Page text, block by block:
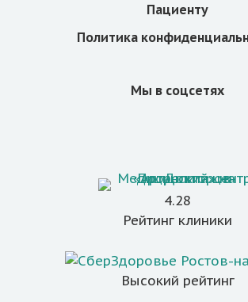
Пациенту
Политика
Мы в соцсетях
4.28
Рейтинг клиники
Высокий рейтинг